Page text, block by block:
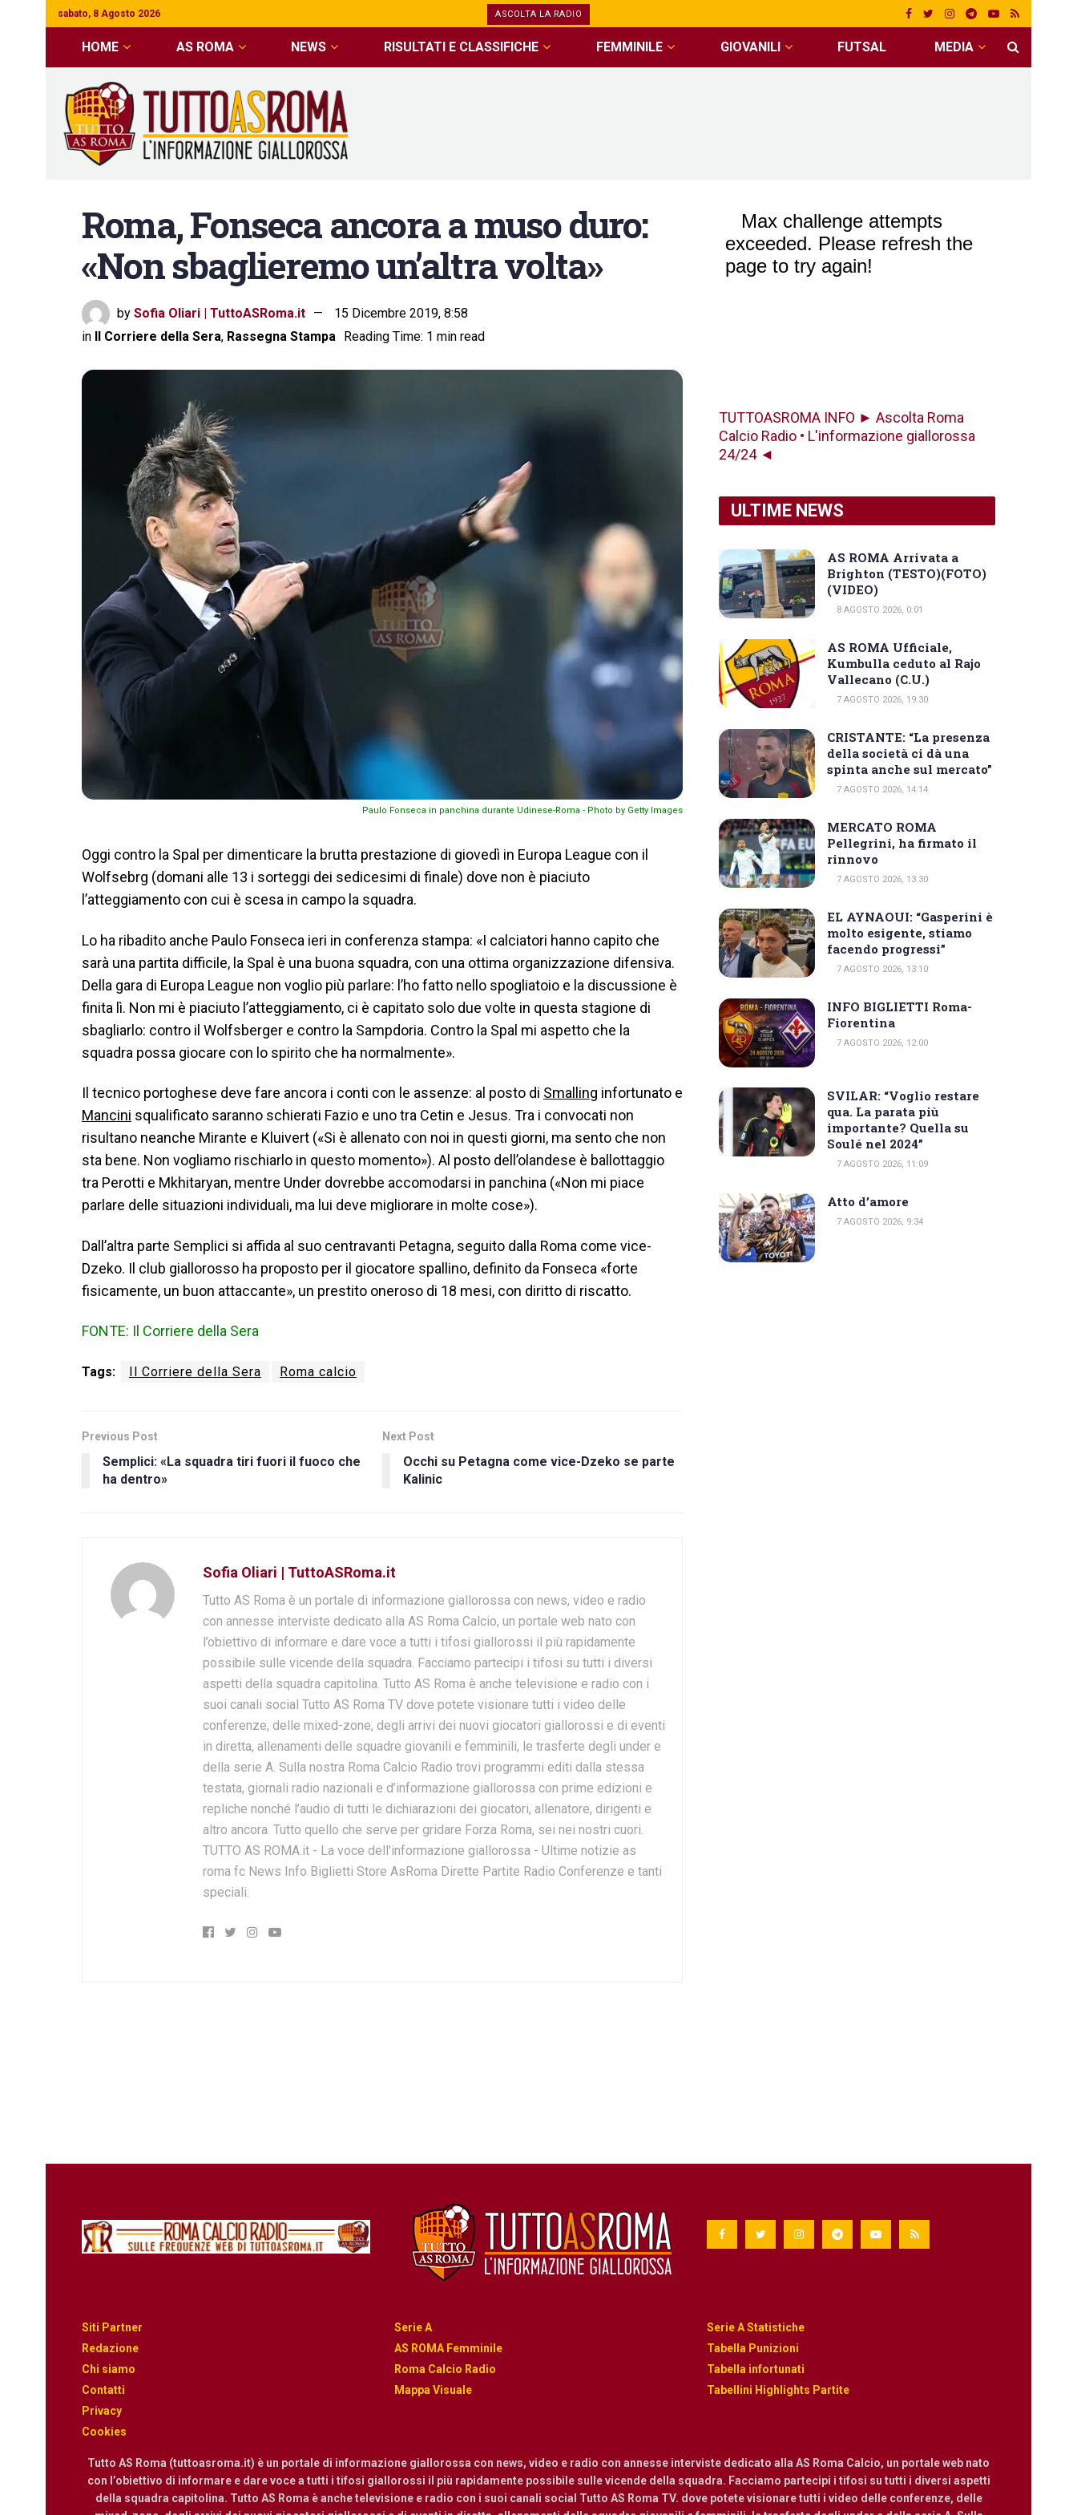
sabato, 8 Agosto 2026 ASCOLTA LA RADIO
HOME AS ROMA NEWS RISULTATI E CLASSIFICHE FEMMINILE GIOVANILI FUTSAL MEDIA
Roma, Fonseca ancora a muso duro:
«Non sbaglieremo un’altra volta»
by Sofia Oliari | TuttoASRoma.it
15 Dicembre 2019, 8:58
in Il Corriere della Sera, Rassegna Stampa Reading Time: 1 min read
Paulo Fonseca in panchina durante Udinese-Roma - Photo by Getty Images
Oggi contro la Spal per dimenticare la brutta prestazione di giovedì in Europa League con il
Wolfsebrg (domani alle 13 i sorteggi dei sedicesimi di finale) dove non è piaciuto
l’atteggiamento con cui è scesa in campo la squadra.
Lo ha ribadito anche Paulo Fonseca ieri in conferenza stampa: «I calciatori hanno capito che
sarà una partita difficile, la Spal è una buona squadra, con una ottima organizzazione difensiva.
Della gara di Europa League non voglio più parlare: l’ho fatto nello spogliatoio e la discussione è
finita lì. Non mi è piaciuto l’atteggiamento, ci è capitato solo due volte in questa stagione di
sbagliarlo: contro il Wolfsberger e contro la Sampdoria. Contro la Spal mi aspetto che la
squadra possa giocare con lo spirito che ha normalmente».
Il tecnico portoghese deve fare ancora i conti con le assenze: al posto di Smalling infortunato e
Mancini squalificato saranno schierati Fazio e uno tra Cetin e Jesus. Tra i convocati non
risultano neanche Mirante e Kluivert («Si è allenato con noi in questi giorni, ma sento che non
sta bene. Non vogliamo rischiarlo in questo momento»). Al posto dell’olandese è ballottaggio
tra Perotti e Mkhitaryan, mentre Under dovrebbe accomodarsi in panchina («Non mi piace
parlare delle situazioni individuali, ma lui deve migliorare in molte cose»).
Dall’altra parte Semplici si affida al suo centravanti Petagna, seguito dalla Roma come vice-
Dzeko. Il club giallorosso ha proposto per il giocatore spallino, definito da Fonseca «forte
fisicamente, un buon attaccante», un prestito oneroso di 18 mesi, con diritto di riscatto.
FONTE: Il Corriere della Sera
Tags: Il Corriere della Sera Roma calcio
Previous Post
Semplici: «La squadra tiri fuori il fuoco che
ha dentro»
Next Post
Occhi su Petagna come vice-Dzeko se parte
Kalinic
Sofia Oliari | TuttoASRoma.it
Tutto AS Roma è un portale di informazione giallorossa con news, video e radio
con annesse interviste dedicato alla AS Roma Calcio, un portale web nato con
l’obiettivo di informare e dare voce a tutti i tifosi giallorossi il più rapidamente
possibile sulle vicende della squadra. Facciamo partecipi i tifosi su tutti i diversi
aspetti della squadra capitolina. Tutto AS Roma è anche televisione e radio con i
suoi canali social Tutto AS Roma TV dove potete visionare tutti i video delle
conferenze, delle mixed-zone, degli arrivi dei nuovi giocatori giallorossi e di eventi
in diretta, allenamenti delle squadre giovanili e femminili, le trasferte degli under e
della serie A. Sulla nostra Roma Calcio Radio trovi programmi editi dalla stessa
testata, giornali radio nazionali e d’informazione giallorossa con prime edizioni e
repliche nonché l’audio di tutti le dichiarazioni dei giocatori, allenatore, dirigenti e
altro ancora. Tutto quello che serve per gridare Forza Roma, sei nei nostri cuori.
TUTTO AS ROMA.it - La voce dell'informazione giallorossa - Ultime notizie as
roma fc News Info Biglietti Store AsRoma Dirette Partite Radio Conferenze e tanti
speciali.
TUTTOASROMA INFO ► Ascolta Roma
Calcio Radio • L'informazione giallorossa
24/24 ◄
ULTIME NEWS
AS ROMA Arrivata a
Brighton (TESTO)(FOTO)
(VIDEO)
8 AGOSTO 2026, 0:01
AS ROMA Ufficiale,
Kumbulla ceduto al Rajo
Vallecano (C.U.)
7 AGOSTO 2026, 19:30
CRISTANTE: “La presenza
della società ci dà una
spinta anche sul mercato”
7 AGOSTO 2026, 14:14
MERCATO ROMA
Pellegrini, ha firmato il
rinnovo
7 AGOSTO 2026, 13:30
EL AYNAOUI: “Gasperini è
molto esigente, stiamo
facendo progressi”
7 AGOSTO 2026, 13:10
INFO BIGLIETTI Roma-
Fiorentina
7 AGOSTO 2026, 12:00
SVILAR: “Voglio restare
qua. La parata più
importante? Quella su
Soulé nel 2024”
7 AGOSTO 2026, 11:09
Atto d’amore
7 AGOSTO 2026, 9:34
Siti Partner
Redazione
Chi siamo
Contatti
Privacy
Cookies
Serie A
AS ROMA Femminile
Roma Calcio Radio
Mappa Visuale
Serie A Statistiche
Tabella Punizioni
Tabella infortunati
Tabellini Highlights Partite
Tutto AS Roma (tuttoasroma.it) è un portale di informazione giallorossa con news, video e radio con annesse interviste dedicato alla AS Roma Calcio, un portale web nato
con l’obiettivo di informare e dare voce a tutti i tifosi giallorossi il più rapidamente possibile sulle vicende della squadra. Facciamo partecipi i tifosi su tutti i diversi aspetti
della squadra capitolina. Tutto AS Roma è anche televisione e radio con i suoi canali social Tutto AS Roma TV. dove potete visionare tutti i video delle conferenze, delle